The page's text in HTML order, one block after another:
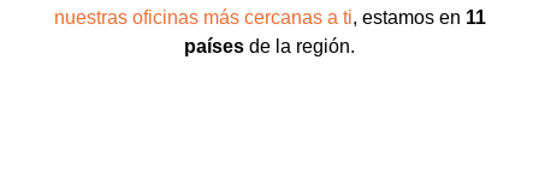
nuestras oficinas más cercanas a ti, estamos en 11
países de la región.